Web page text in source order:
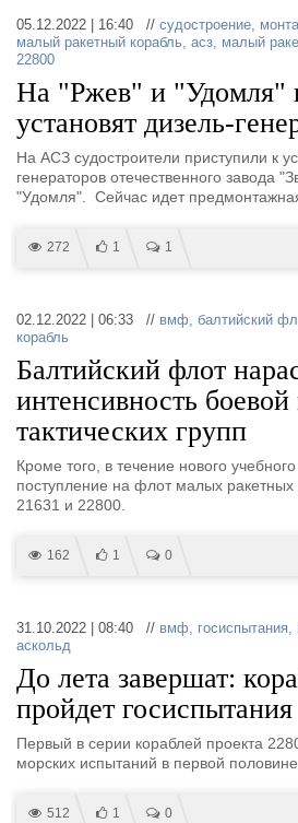
05.12.2022 | 16:40 // судостроение,
малый ракетный корабль, асз, малый
22800
На "Ржев" и "Удомля"
установят дизель-
На АСЗ судостроители приступили к
генераторов отечественного завода
"Удомля". Сейчас идет предмонтажная
272 1 1
02.12.2022 | 06:33 // вмф, балтийский
корабль
Балтийский флот
интенсивность боевой
тактических групп
Кроме того, в течение нового
поступление на флот малых ракетных
21631 и 22800.
162 1 0
31.10.2022 | 08:40 // вмф, госиспытания,
аскольд
До лета завершат:
пройдет госиспытания
Первый в серии кораблей проекта
морских испытаний в первой
512 1 0